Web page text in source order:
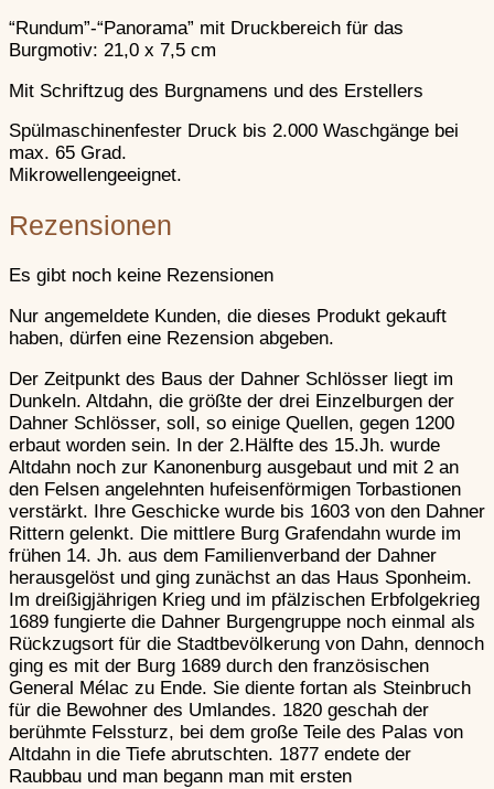
Hochmittelalter
Hochmittelalter
Hochmittelalter
Artilleriewaffen
Handfeuerwaffen
“Rundum”-“Panorama” mit Druckbereich für das
Burgmotiv: 21,0 x 7,5 cm
Mit Schriftzug des Burgnamens und des Erstellers
Spülmaschinenfester Druck bis 2.000 Waschgänge bei
max. 65 Grad.
Mikrowellengeeignet.
Rezensionen
Es gibt noch keine Rezensionen
Nur angemeldete Kunden, die dieses Produkt gekauft
haben, dürfen eine Rezension abgeben.
Der Zeitpunkt des Baus der Dahner Schlösser liegt im
Dunkeln. Altdahn, die größte der drei Einzelburgen der
Dahner Schlösser, soll, so einige Quellen, gegen 1200
erbaut worden sein. In der 2.Hälfte des 15.Jh. wurde
Altdahn noch zur Kanonenburg ausgebaut und mit 2 an
den Felsen angelehnten hufeisenförmigen Torbastionen
verstärkt. Ihre Geschicke wurde bis 1603 von den Dahner
Rittern gelenkt. Die mittlere Burg Grafendahn wurde im
frühen 14. Jh. aus dem Familienverband der Dahner
herausgelöst und ging zunächst an das Haus Sponheim.
Im dreißigjährigen Krieg und im pfälzischen Erbfolgekrieg
1689 fungierte die Dahner Burgengruppe noch einmal als
Rückzugsort für die Stadtbevölkerung von Dahn, dennoch
ging es mit der Burg 1689 durch den französischen
General Mélac zu Ende. Sie diente fortan als Steinbruch
für die Bewohner des Umlandes. 1820 geschah der
berühmte Felssturz, bei dem große Teile des Palas von
Altdahn in die Tiefe abrutschten. 1877 endete der
Raubbau und man begann man mit ersten